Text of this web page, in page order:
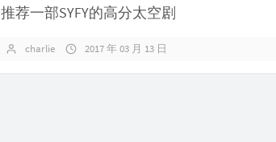
推荐一部SYFY的高分太空剧
charlie 2017 年 03 月 13 日